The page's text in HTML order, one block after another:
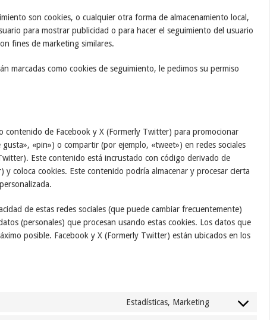
son cookies, o cualquier otra forma de almacenamiento local,
para mostrar publicidad o para hacer el seguimiento del usuario
fines de marketing similares.
marcadas como cookies de seguimiento, le pedimos su permiso
contenido de Facebook y X (Formerly Twitter) para promocionar
«pin») o compartir (por ejemplo, «tweet») en redes sociales
Este contenido está incrustado con código derivado de
y coloca cookies. Este contenido podría almacenar y procesar cierta
de estas redes sociales (que puede cambiar frecuentemente)
(personales) que procesan usando estas cookies. Los datos que
posible. Facebook y X (Formerly Twitter) están ubicados en los
Estadísticas, Marketing
Consent